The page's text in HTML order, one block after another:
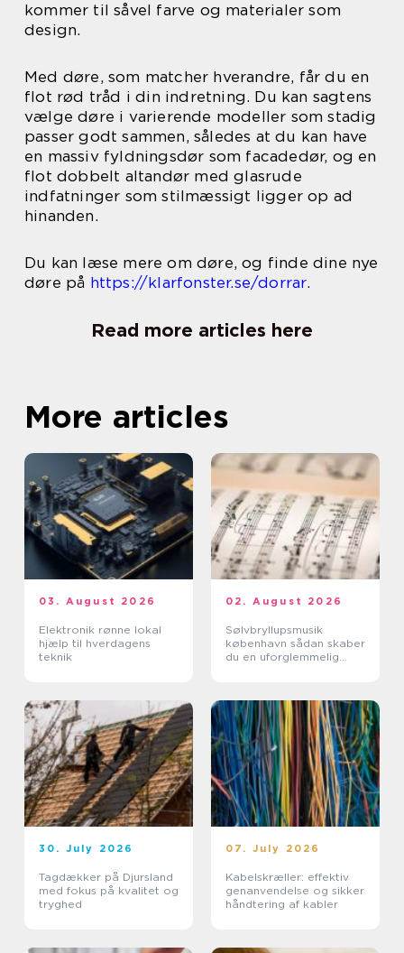
kommer til såvel farve og materialer som
design.
Med døre, som matcher hverandre, får du en
flot rød tråd i din indretning. Du kan sagtens
vælge døre i varierende modeller som stadig
passer godt sammen, således at du kan have
en massiv fyldningsdør som facadedør, og en
flot dobbelt altandør med glasrude
indfatninger som stilmæssigt ligger op ad
hinanden.
Du kan læse mere om døre, og finde dine nye
døre på https://klarfonster.se/dorrar.
Read more articles here
More articles
03. August 2026
Elektronik rønne lokal
hjælp til hverdagens
teknik
02. August 2026
Sølvbryllupsmusik
københavn sådan skaber
du en uforglemmelig
30. July 2026
Tagdækker på Djursland
med fokus på kvalitet og
tryghed
07. July 2026
Kabelskræller: effektiv
genanvendelse og sikker
håndtering af kabler